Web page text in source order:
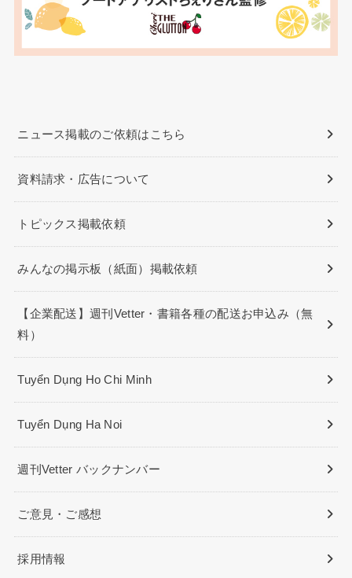
ニュース掲載のご依頼はこちら
資料請求・広告について
トピックス掲載依頼
みんなの掲示板（紙面）掲載依頼
【企業配送】週刊Vetter・書籍各種の配送お申込み（無
料）
Tuyển Dụng Ho Chi Minh
Tuyển Dụng Ha Noi
週刊Vetter バックナンバー
ご意見・ご感想
採用情報